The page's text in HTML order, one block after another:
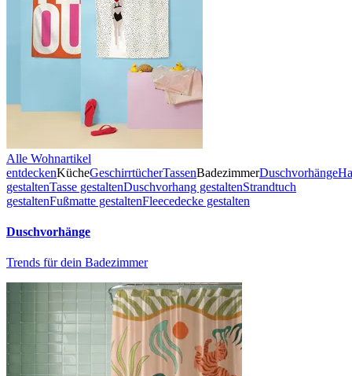
Alle Wohnartikel
entdeckenKücheGeschirrtücherTassenBadezimmerDuschvorhänge
gestaltenTasse gestaltenDuschvorhang gestaltenStrandtuch
gestaltenFußmatte gestaltenFleecedecke gestalten
Duschvorhänge
Trends für dein Badezimmer